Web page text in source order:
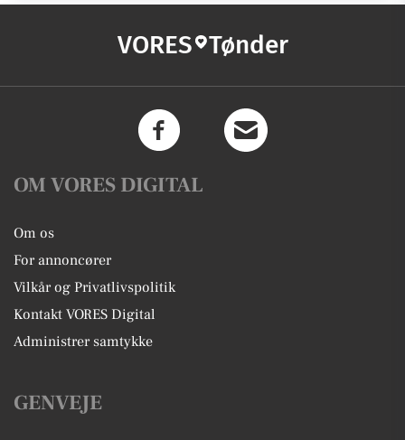
VORES Tønder
OM VORES DIGITAL
Om os
For annoncører
Vilkår og Privatlivspolitik
Kontakt VORES Digital
Administrer samtykke
GENVEJE